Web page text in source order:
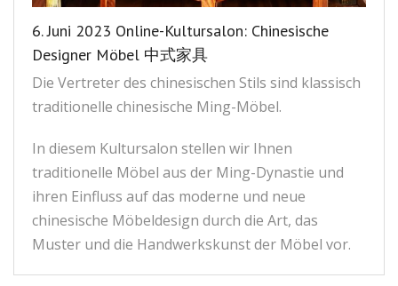
6. Juni 2023 Online-Kultursalon: Chinesische
Designer Möbel 中式家具
Die Vertreter des chinesischen Stils sind klassisch
traditionelle chinesische Ming-Möbel.
In diesem Kultursalon stellen wir Ihnen
traditionelle Möbel aus der Ming-Dynastie und
ihren Einfluss auf das moderne und neue
chinesische Möbeldesign durch die Art, das
Muster und die Handwerkskunst der Möbel vor.